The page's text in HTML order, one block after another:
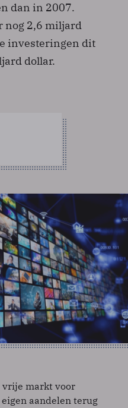
dan in 2007.
nog 2,6 miljard
investeringen dit
dollar.
vrije markt voor
aandelen terug